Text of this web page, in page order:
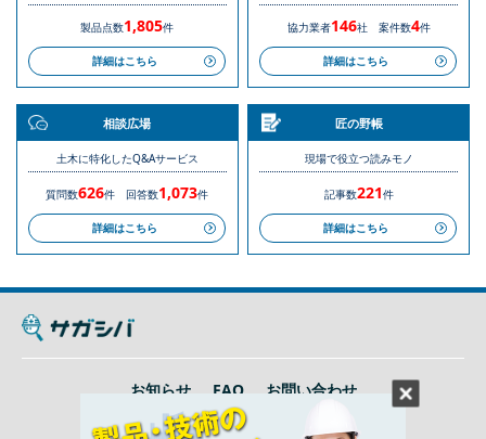
製品点数1,805件
詳細はこちら
協力業者146社 案件数4件
詳細はこちら
相談広場
土木に特化したQ&Aサービス
質問数626件 回答数1,073件
詳細はこちら
匠の野帳
現場で役立つ読みモノ
記事数221件
詳細はこちら
お知らせ FAQ
お問い合わせ
利用規約
プライバシーポリシー